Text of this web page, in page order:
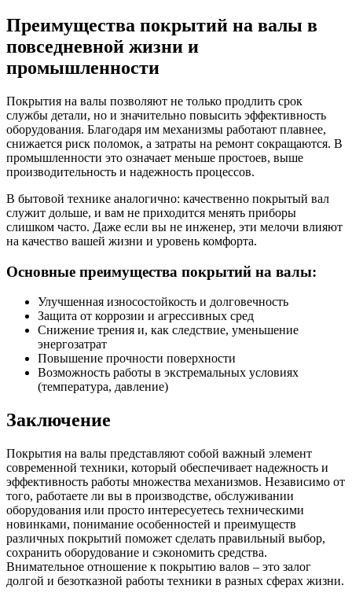
Преимущества покрытий на валы в
повседневной жизни и
промышленности
Покрытия на валы позволяют не только продлить срок
службы детали, но и значительно повысить эффективность
оборудования. Благодаря им механизмы работают плавнее,
снижается риск поломок, а затраты на ремонт сокращаются. В
промышленности это означает меньше простоев, выше
производительность и надежность процессов.
В бытовой технике аналогично: качественно покрытый вал
служит дольше, и вам не приходится менять приборы
слишком часто. Даже если вы не инженер, эти мелочи влияют
на качество вашей жизни и уровень комфорта.
Основные преимущества покрытий на валы:
Улучшенная износостойкость и долговечность
Защита от коррозии и агрессивных сред
Снижение трения и, как следствие, уменьшение
энергозатрат
Повышение прочности поверхности
Возможность работы в экстремальных условиях
(температура, давление)
Заключение
Покрытия на валы представляют собой важный элемент
современной техники, который обеспечивает надежность и
эффективность работы множества механизмов. Независимо от
того, работаете ли вы в производстве, обслуживании
оборудования или просто интересуетесь техническими
новинками, понимание особенностей и преимуществ
различных покрытий поможет сделать правильный выбор,
сохранить оборудование и сэкономить средства.
Внимательное отношение к покрытию валов – это залог
долгой и безотказной работы техники в разных сферах жизни.